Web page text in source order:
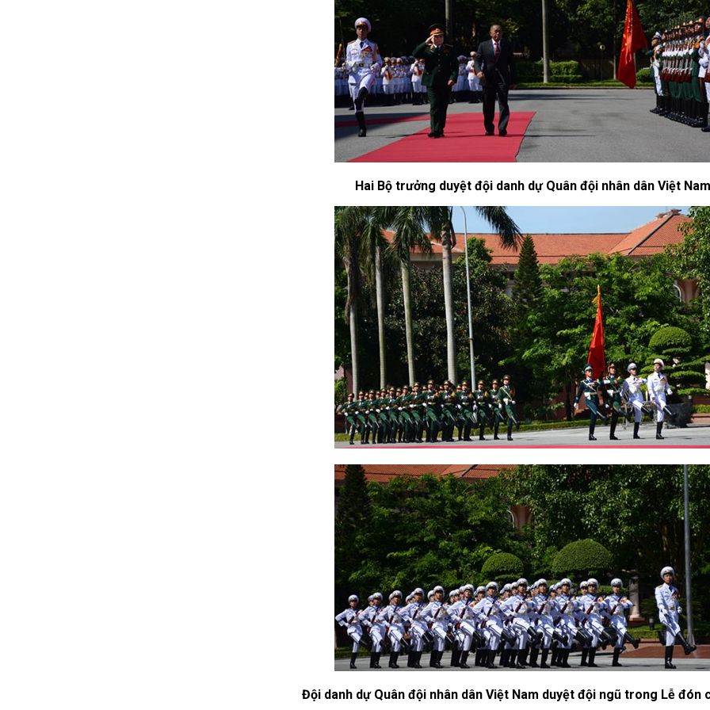
Hai Bộ trưởng duyệt đội danh dự Quân đội nhân dân Việt Nam
Đội danh dự Quân đội nhân dân Việt Nam duyệt đội ngũ trong Lễ đón